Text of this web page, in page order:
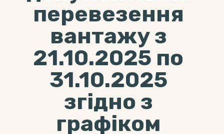
перевезення
вантажу з
21.10.2025 по
31.10.2025
згідно з
графіком